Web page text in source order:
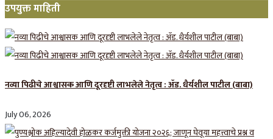
उपयुक्त माहिती
नव्या पिढीचे आश्वासक आणि दूरदृष्टी लाभलेले नेतृत्व : ॲड. धैर्यशील पाटील (बाबा)
July 06, 2026